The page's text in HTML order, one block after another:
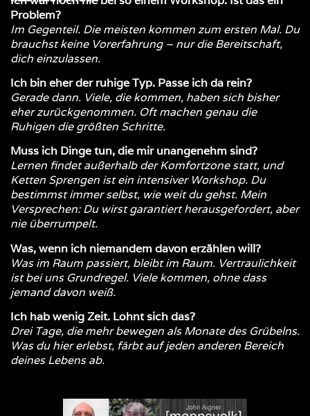
Problem?
Im Gegenteil. Die meisten kommen zum ersten Mal. Du
brauchst keine Vorerfahrung – nur die Bereitschaft,
dich einzulassen.
Ich bin eher der ruhige Typ. Passe ich da rein?
Gerade dann. Viele, die kommen, haben sich bisher
eher zurückgenommen. Oft machen genau die
Ruhigen die größten Schritte.
Muss ich Dinge tun, die mir unangenehm sind?
Lernen findet außerhalb der Komfortzone statt, und
Ketten Sprengen ist ein intensiver Workshop. Du
bestimmst immer selbst, wie weit du gehst. Mein
Versprechen: Du wirst garantiert herausgefordert, aber
nie überrumpelt.
Was, wenn ich niemandem davon erzählen will?
Was im Raum passiert, bleibt im Raum. Vertraulichkeit
ist bei uns Grundregel. Viele kommen, ohne dass
jemand davon weiß.
Ich hab wenig Zeit. Lohnt sich das?
Drei Tage, die mehr bewegen als Monate des Grübelns.
Was du hier erlebst, färbt auf jeden anderen Bereich
deines Lebens ab.